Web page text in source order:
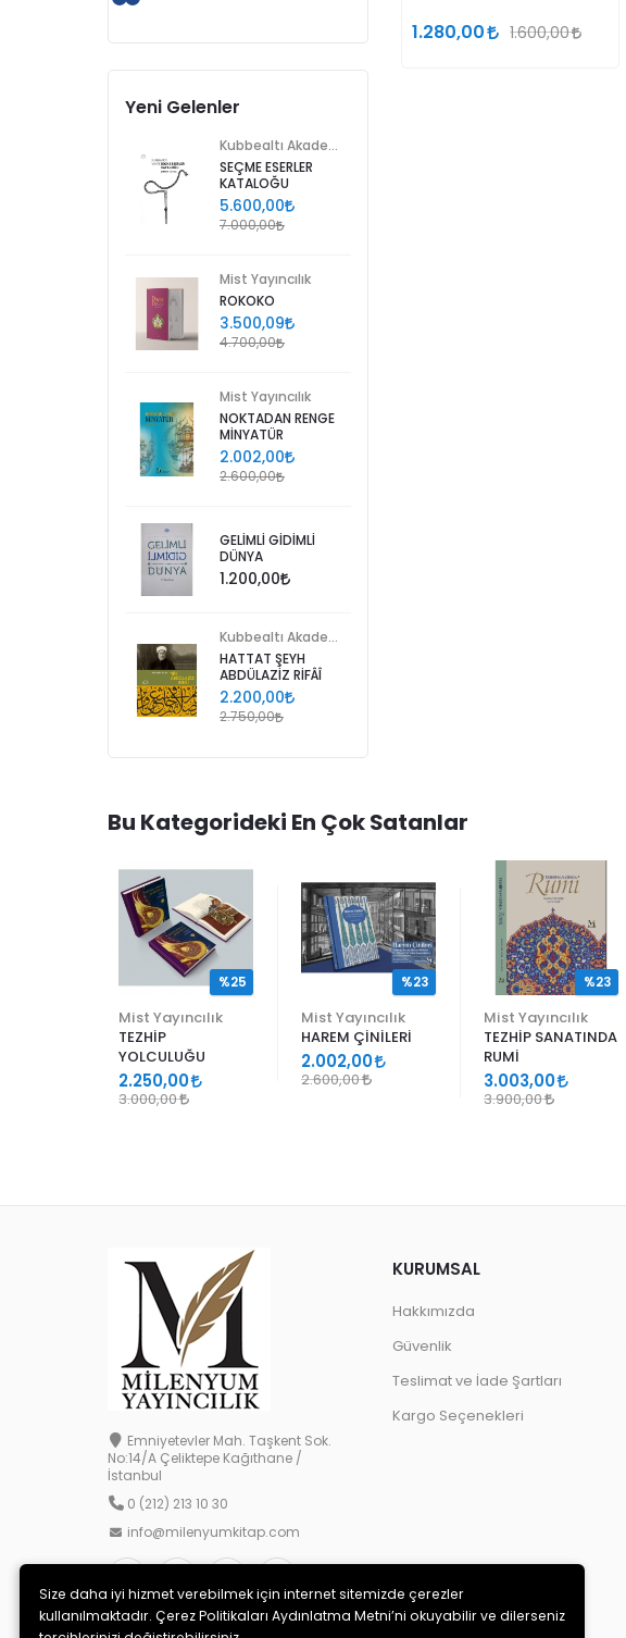
1.280,00 1.600,00
Yeni Gelenler
SEÇME ESERLER
KATALOĞU
5.600,00
7.000,00
Mist Yayıncılık
ROKOKO
3.500,09
4.700,00
Mist Yayıncılık
NOKTADAN RENGE
MİNYATÜR
2.002,00
2.600,00
GELİMLİ GİDİMLİ
DÜNYA
1.200,00
HATTAT ŞEYH
ABDÜLAZİZ RİFÂÎ
2.200,00
2.750,00
Bu Kategorideki En Çok Satanlar
Mist Yayıncılık
TEZHİP
YOLCULUĞU
2.250,00
3.000,00
%25
Mist Yayıncılık
HAREM ÇİNİLERİ
2.002,00
2.600,00
%23
Mist Yayıncılık
TEZHİP SANATINDA
RUMİ
3.003,00
3.900,00
%23
Emniyetevler Mah. Taşkent Sok.
No:14/A Çeliktepe Kağıthane /
İstanbul
0 (212) 213 10 30
info@milenyumkitap.com
KURUMSAL
Hakkımızda
Güvenlik
Teslimat ve İade Şartları
Kargo Seçenekleri
Size daha iyi hizmet verebilmek için internet sitemizde çerezler
kullanılmaktadır. Çerez Politikaları Aydınlatma Metni’ni okuyabilir ve dilerseniz